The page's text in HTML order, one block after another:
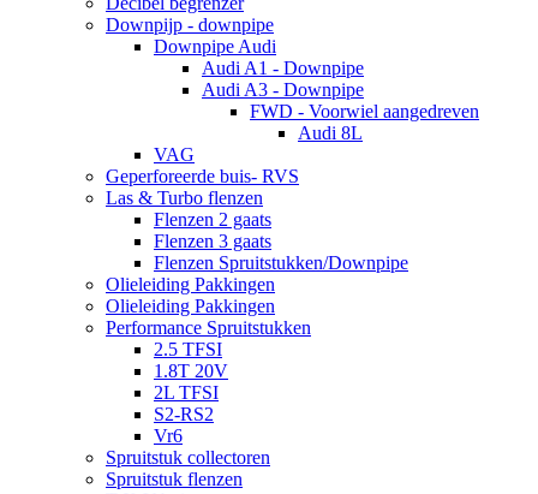
Downpijp - downpipe
Downpipe Audi
Audi A1 - Downpipe
Audi A3 - Downpipe
FWD - Voorwiel aangedreven
Audi 8L
VAG
Geperforeerde buis- RVS
Las & Turbo flenzen
Flenzen 2 gaats
Flenzen 3 gaats
Flenzen Spruitstukken/Downpipe
Olieleiding Pakkingen
Olieleiding Pakkingen
Performance Spruitstukken
2.5 TFSI
1.8T 20V
2L TFSI
S2-RS2
Vr6
Spruitstuk collectoren
Spruitstuk flenzen